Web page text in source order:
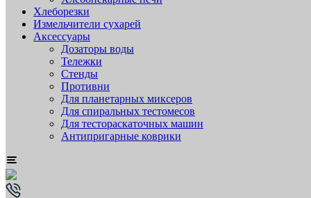
Хлеборезки
Измельчители сухарей
Аксессуары
Дозаторы воды
Тележки
Стенды
Противни
Для планетарных миксеров
Для спиральных тестомесов
Для тестораскаточных машин
Антипригарные коврики